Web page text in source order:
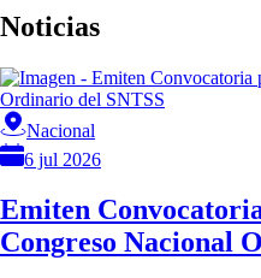
Noticias
Nacional
6 jul 2026
Emiten
Congreso Nacional